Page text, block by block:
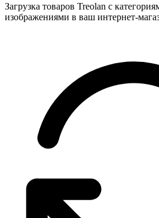
Загрузка товаров Treolan с
изображениями в ваш интернет-